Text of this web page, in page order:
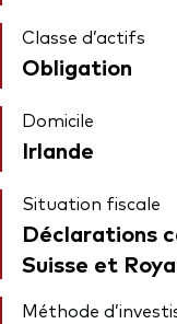
Classe d’actifs
Obligation
Domicile
Irlande
Situation fiscale
Déclarations
Suisse et
Méthode